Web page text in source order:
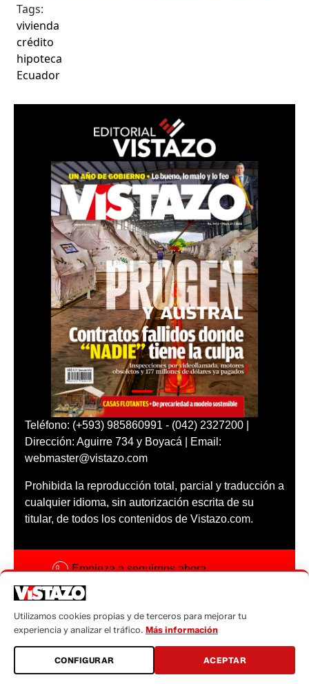
Tags:
vivienda
crédito
hipoteca
Ecuador
Teléfono: (+593) 985860991 - (042) 2327200 |
Dirección: Aguirre 734 y Boyacá | Email:
webmaster@vistazo.com
Prohibida la reproducción total, parcial y traducción a
cualquier idioma, sin autorización escrita de su
titular, de todos los contenidos de Vistazo.com.
Empieza a seguirnos ahora
Código ética
Sugerencias a:
sugerencias@vistazo.com
Utilizamos cookies propias y de terceros para mejorar tu
experiencia y analizar el tráfico. Más información
CONFIGURAR ACEPTAR